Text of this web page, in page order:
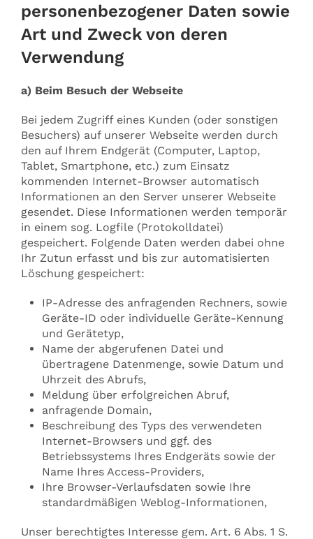
personenbezogener Daten sowie
Art und Zweck von deren
Verwendung
a) Beim Besuch der Webseite
Bei jedem Zugriff eines Kunden (oder sonstigen
Besuchers) auf unserer Webseite werden durch
den auf Ihrem Endgerät (Computer, Laptop,
Tablet, Smartphone, etc.) zum Einsatz
kommenden Internet-Browser automatisch
Informationen an den Server unserer Webseite
gesendet. Diese Informationen werden temporär
in einem sog. Logfile (Protokolldatei)
gespeichert. Folgende Daten werden dabei ohne
Ihr Zutun erfasst und bis zur automatisierten
Löschung gespeichert:
IP-Adresse des anfragenden Rechners, sowie
Geräte-ID oder individuelle Geräte-Kennung
und Gerätetyp,
Name der abgerufenen Datei und
übertragene Datenmenge, sowie Datum und
Uhrzeit des Abrufs,
Meldung über erfolgreichen Abruf,
anfragende Domain,
Beschreibung des Typs des verwendeten
Internet-Browsers und ggf. des
Betriebssystems Ihres Endgeräts sowie der
Name Ihres Access-Providers,
Ihre Browser-Verlaufsdaten sowie Ihre
standardmäßigen Weblog-Informationen,
Unser berechtigtes Interesse gem. Art. 6 Abs. 1 S.